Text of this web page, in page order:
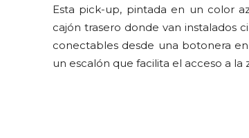
Esta pick-up, pintada en un color
cajón trasero donde van instalados
conectables desde una botonera
un escalón que facilita el acceso a la